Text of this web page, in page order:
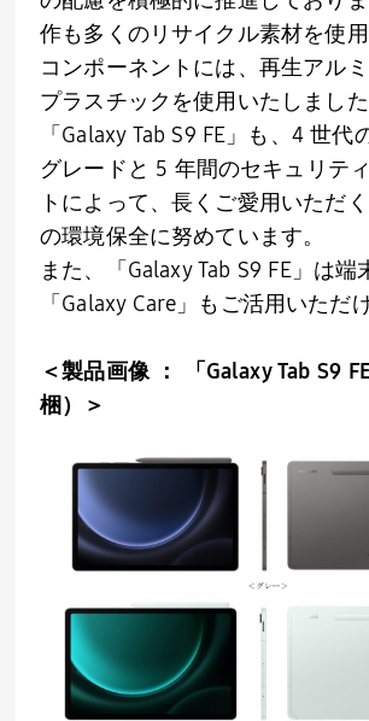
作も多くのリサイクル素材を使
コンポーネントには、再生アル
プラスチックを使用いたしました
「Galaxy Tab S9 FE」も、4 世代
グレードと 5 年間のセキュリテ
トによって、長くご愛用いただ
の環境保全に努めています。
また、「Galaxy Tab S9 FE」は端
「Galaxy Care」もご活用いただ
＜製品画像 ： 「Galaxy Tab S9
梱）＞